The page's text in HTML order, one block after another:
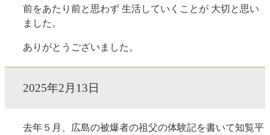
前をあたり前と思わず 生活していくことが 大切と思い
ました。
ありがとうございました。
2025年2月13日
去年５月、広島の被爆者の祖父の体験記を書いて知覧平